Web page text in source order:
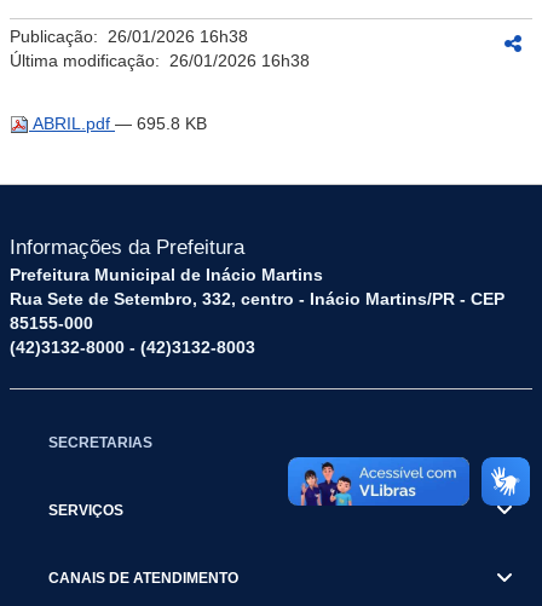
Publicação: 26/01/2026 16h38
Última modificação: 26/01/2026 16h38
ABRIL.pdf — 695.8 KB
Informações da Prefeitura
Prefeitura Municipal de Inácio Martins
Rua Sete de Setembro, 332, centro - Inácio Martins/PR - CEP
85155-000
(42)3132-8000 - (42)3132-8003
SECRETARIAS
SERVIÇOS
CANAIS DE ATENDIMENTO